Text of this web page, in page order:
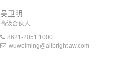
吴卫明
高级合伙人
8621-2051 1000
wuweiming@allbrightlaw.com